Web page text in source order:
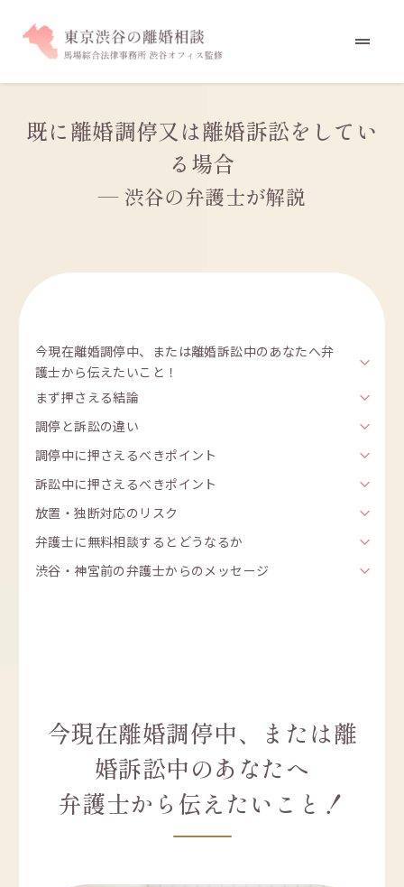
既に離婚調停又は離婚訴訟をしてい
る場合
— 渋谷の弁護士が解説
今現在離婚調停中、または離婚訴訟中のあなたへ弁
護士から伝えたいこと！
まず押さえる結論
調停と訴訟の違い
調停中に押さえるべきポイント
訴訟中に押さえるべきポイント
放置・独断対応のリスク
弁護士に無料相談するとどうなるか
渋谷・神宮前の弁護士からのメッセージ
今現在離婚調停中、または離
婚訴訟中のあなたへ
弁護士から伝えたいこと！